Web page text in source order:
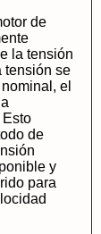
de
la tensión
tensión se
el
Esto
de
y
para